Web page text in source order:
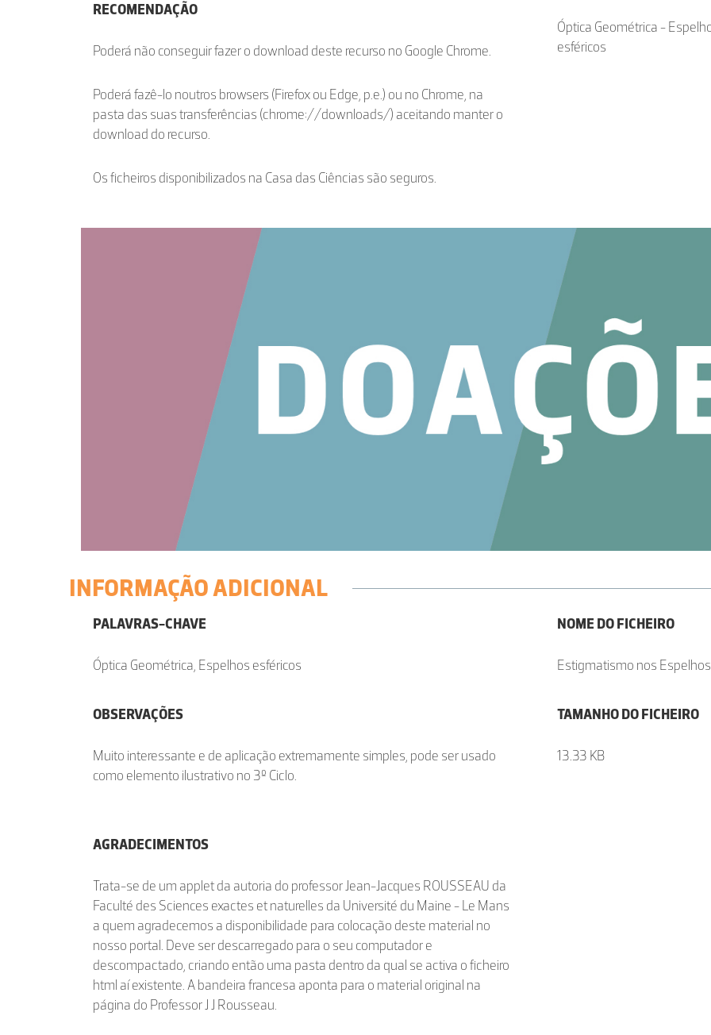
RECOMENDAÇÃO
Poderá não conseguir fazer o download deste recurso no Google Chrome.
Poderá fazê-lo noutros browsers (Firefox ou Edge, p.e.) ou no Chrome, na
pasta das suas transferências (chrome://downloads/) aceitando manter o
download do recurso.
Os ficheiros disponibilizados na Casa das Ciências são seguros.
Óptica Geométrica -
esféricos
INFORMAÇÃO ADICIONAL
PALAVRAS-CHAVE
Óptica Geométrica, Espelhos esféricos
OBSERVAÇÕES
Muito interessante e de aplicação extremamente simples, pode ser usado
como elemento ilustrativo no 3º Ciclo.
AGRADECIMENTOS
Trata-se de um appletda autoria do professor Jean-Jacques ROUSSEAU da
Faculté des Sciences exactes et naturelles da Université du Maine - Le Mans
a quem agradecemos a disponibilidade para colocação deste material no
nosso portal. Deve ser descarregado para o seu computador e
descompactado, criando então uma pasta dentro da qual se activa o ficheiro
html aí existente. A bandeira francesa aponta para o material original na
página do Professor J J Rousseau.
NOME DO FICHEIRO
Estigmatismo nos
TAMANHO DO FICHEIRO
13.33 KB